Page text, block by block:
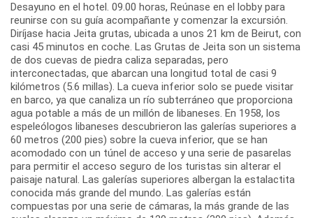
Desayuno en el hotel. 09.00 horas, Reúnase en el lobby para
reunirse con su guía acompañante y comenzar la excursión.
Diríjase hacia Jeita grutas, ubicada a unos 21 km de Beirut, con
casi 45 minutos en coche. Las Grutas de Jeita son un sistema
de dos cuevas de piedra caliza separadas, pero
interconectadas, que abarcan una longitud total de casi 9
kilómetros (5.6 millas). La cueva inferior solo se puede visitar
en barco, ya que canaliza un río subterráneo que proporciona
agua potable a más de un millón de libaneses. En 1958, los
espeleólogos libaneses descubrieron las galerías superiores a
60 metros (200 pies) sobre la cueva inferior, que se han
acomodado con un túnel de acceso y una serie de pasarelas
para permitir el acceso seguro de los turistas sin alterar el
paisaje natural. Las galerías superiores albergan la estalactita
conocida más grande del mundo. Las galerías están
compuestas por una serie de cámaras, la más grande de las